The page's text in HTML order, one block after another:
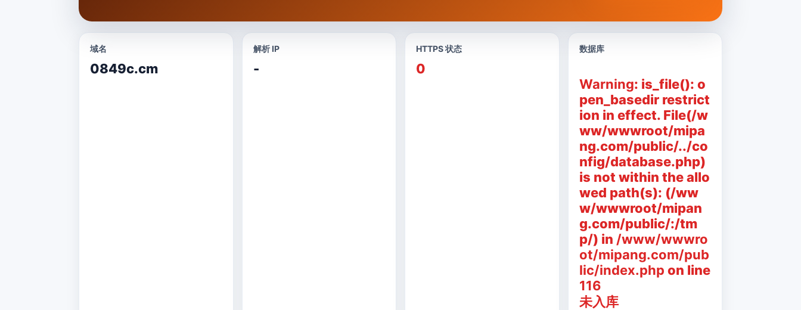
域名
0849c.cm
解析 IP
-
HTTPS 状态
0
数据库
Warning: is_file(): o
pen_basedir restrict
ion in effect. File(/w
ww/wwwroot/mipa
ng.com/public/../co
nfig/database.php)
is not within the allo
wed path(s): (/ww
w/wwwroot/mipan
g.com/public/:/tm
p/) in /www/wwwro
ot/mipang.com/pub
lic/index.php on line
116
未入库